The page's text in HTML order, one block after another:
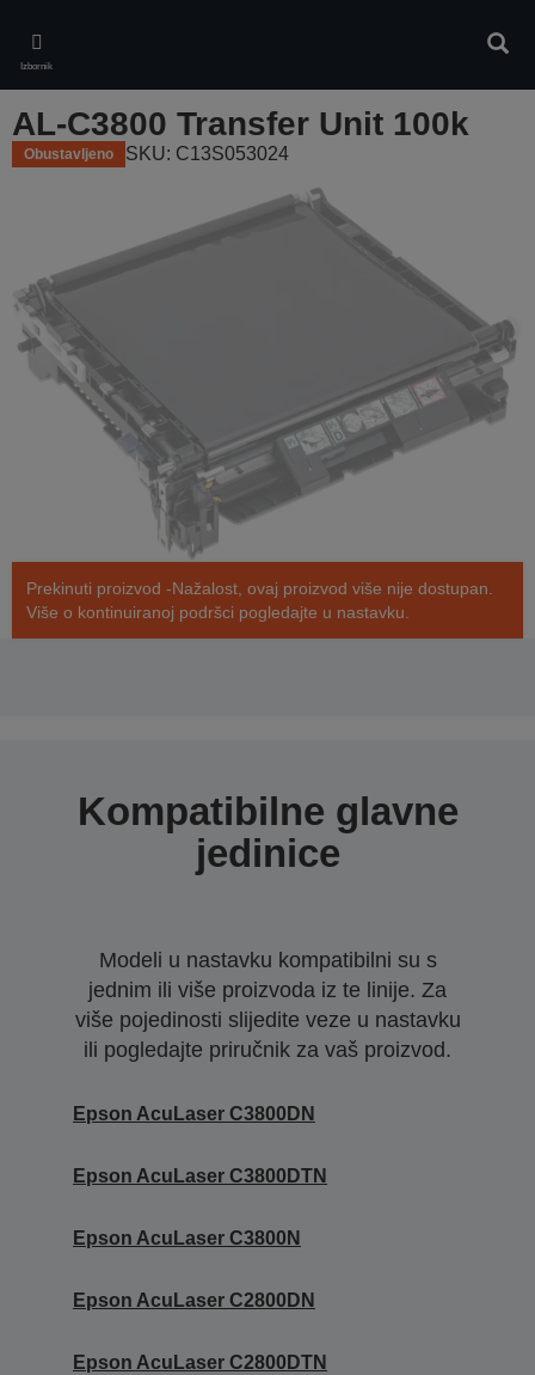
main
content
Izbornik
AL-C3800 Transfer Unit 100k
Obustavljeno SKU: C13S053024
Prekinuti proizvod -Nažalost, ovaj proizvod više nije dostupan.
Više o kontinuiranoj podršci pogledajte u nastavku.
Kompatibilne glavne
jedinice
Modeli u nastavku kompatibilni su s
jednim ili više proizvoda iz te linije. Za
više pojedinosti slijedite veze u nastavku
ili pogledajte priručnik za vaš proizvod.
Epson AcuLaser C3800DN
Epson AcuLaser C3800DTN
Epson AcuLaser C3800N
Epson AcuLaser C2800DN
Epson AcuLaser C2800DTN